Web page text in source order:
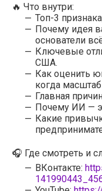
🔥 Что внутри:
Топ-3
Почему идея
основатели
Ключевые
США.
Как оценить
когда
Главная
Почему ИИ —
Какие
🎧 Где смотреть и
ВКонтакте: